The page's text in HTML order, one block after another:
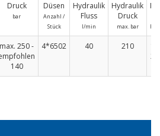
Druck
bar
Düsen
Anzahl /
Stück
Hydraulik
Fluss
l/min
Hydraulik
Druck
max. bar
H
max. 250 -
140
4*6502 40 210